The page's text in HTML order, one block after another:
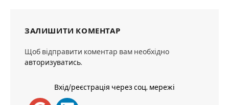
ЗАЛИШИТИ КОМЕНТАР
Щоб відправити коментар вам необхідно
авторизуватись.
Вхід/реєстрація через соц. мережі